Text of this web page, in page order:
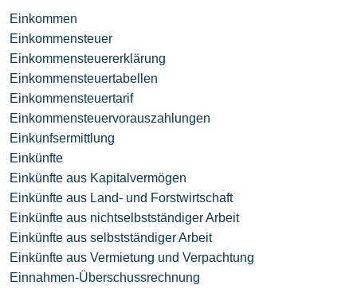
Einkommen
Einkommensteuer
Einkommensteuererklärung
Einkommensteuertabellen
Einkommensteuertarif
Einkommensteuervorauszahlungen
Einkunfsermittlung
Einkünfte
Einkünfte aus Kapitalvermögen
Einkünfte aus Land- und Forstwirtschaft
Einkünfte aus nichtselbstständiger Arbeit
Einkünfte aus selbstständiger Arbeit
Einkünfte aus Vermietung und Verpachtung
Einnahmen-Überschussrechnung